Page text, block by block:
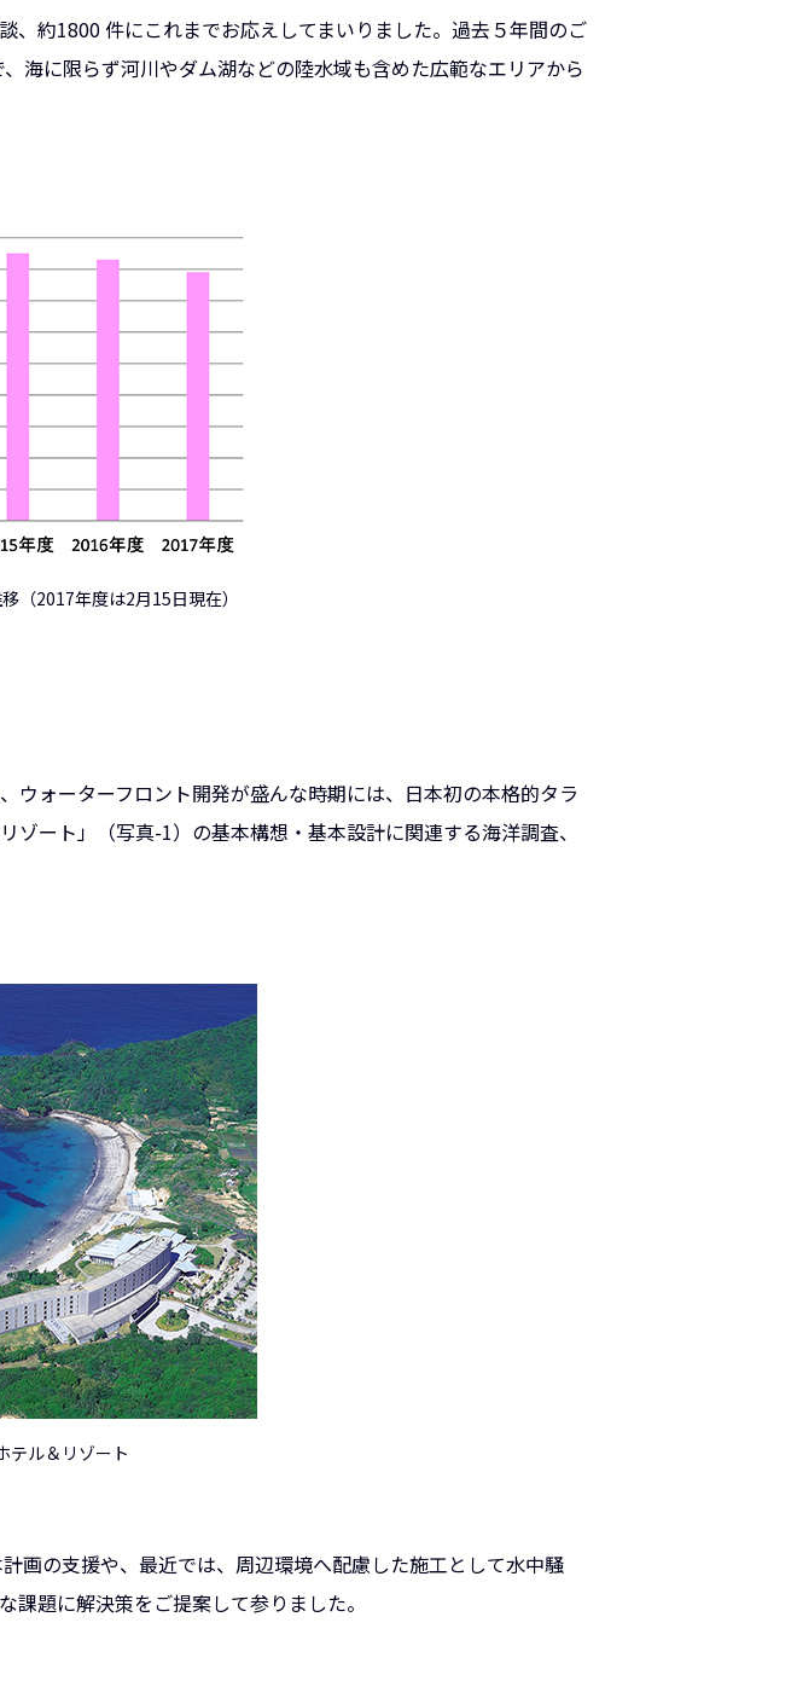
、約1800 件にこれまでお応えしてまいりました。過去５年間のご
海に限らず河川やダム湖などの陸水域も含めた広範なエリアから
2017年度は2月15日現在）
ォーターフロント開発が盛んな時期には、日本初の本格的タラ
ート」（写真-1）の基本構想・基本設計に関連する海洋調査、
ル＆リゾート
画の支援や、最近では、周辺環境へ配慮した施工として水中騒
題に解決策をご提案して参りました。